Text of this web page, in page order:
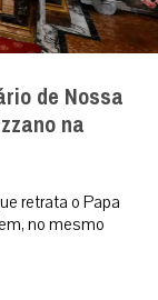
de Nossa
na
retrata o Papa
no mesmo